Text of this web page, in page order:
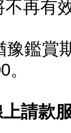
再有
豫鑑賞
上請款